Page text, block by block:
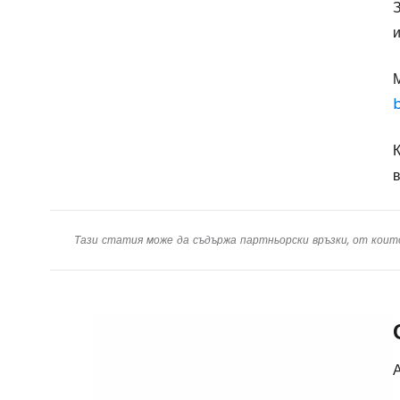
Тази статия може да съдържа партньорски връзки, от